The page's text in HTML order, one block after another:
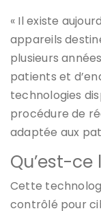
« Il existe
appareils
plusieurs
patients et
technologies
procédure de
adaptée aux
Qu’est-
Cette
contrôlé pour